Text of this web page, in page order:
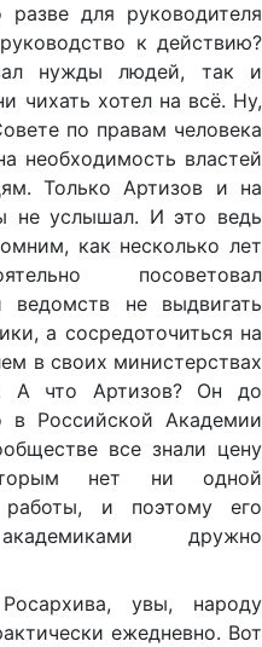
для руководителя
к действию?
нужды людей, так и
чихать хотел на всё. Ну,
по правам человека
необходимость властей
Только Артизов и на
не услышал. И это ведь
как несколько лет
посоветовал
ведомств не выдвигать
а сосредоточиться на
в своих министерствах
А что Артизов? Он до
в Российской Академии
все знали цену
нет ни одной
работы, и поэтому его
дружно
увы, народу
ежедневно. Вот